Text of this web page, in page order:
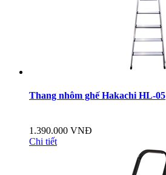
Thang nhôm ghế Hakachi HL-05
1.390.000 VNĐ
Chi tiết